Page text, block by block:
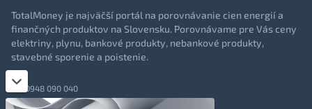
TotalMoney je najväčší portál na porovnávanie cien energií a
finančných produktov na Slovensku. Porovnávame pre Vás ceny
elektriny, plynu, bankové produkty, nebankové produkty,
stavebné sporenie a poistenie.
0948 090 040